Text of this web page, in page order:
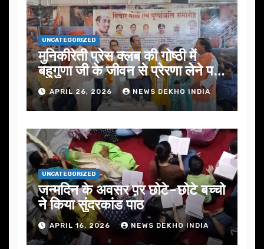
UNCATEGORIZED
मुनिकीरेती प्रेस क्लब की गोष्ठी में
बहुगुणा जी के जीवन से प्रेरणा लेने पर
जोरAPRIL 26, 2026 NEWS DEKHO INDIA
UNCATEGORIZED
जन्मदिन के अवसर प़र छोटे-छोटे बच्चो
ने किया सुंदरकांड पाठ
APRIL 16, 2026 NEWS DEKHO INDIA